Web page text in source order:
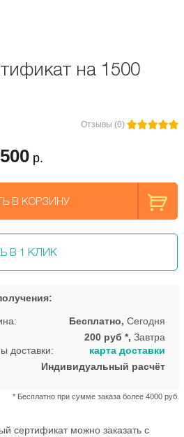
на 1500
Отзывы (0)
р.
В КОРЗИНУ
В 1 КЛИК
Бесплатно, Сегодня
доставки:
200 руб *, Завтра
* Бесплатно при сумме заказа более 4000 руб.
карта доставки
Индивидуальный расчёт
сертификат можно заказать с